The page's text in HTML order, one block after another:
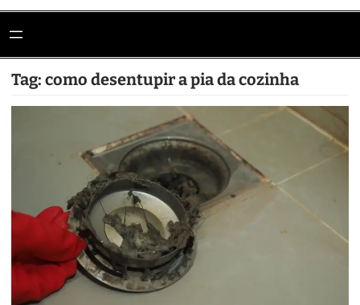
Tag: como desentupir a pia da cozinha